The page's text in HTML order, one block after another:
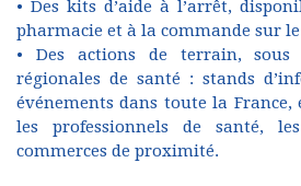
• Des kits d’aide à l’arrêt,
pharmacie et à la commande sur
• Des actions de terrain, sous
régionales de santé : stands
événements dans toute la
les professionnels de santé,
commerces de proximité.